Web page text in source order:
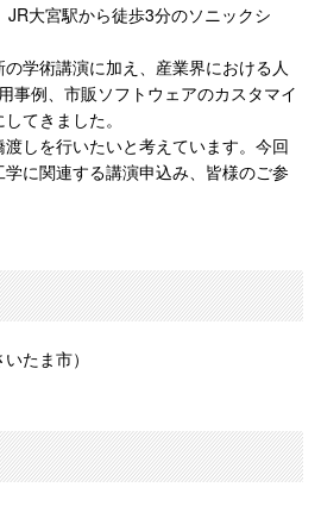
大宮駅から徒歩3分のソニックシ
学術講演に加え、産業界における人
事例、市販ソフトウェアのカスタマイ
てきました。
しを行いたいと考えています。今回
に関連する講演申込み、皆様のご参
たま市）